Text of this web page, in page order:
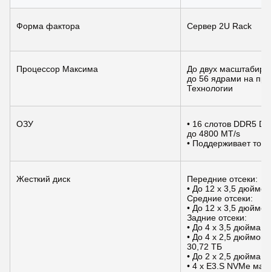
Форма фактора Сервер 2U Rack
Процессор Максима
До двух
до 56 ядрами на
Технологии
ОЗУ
• 16 слотов DDR5
до 4800 MT/s
• Поддерживает
Жесткий диск
Передние отсеки:
• До 12 x 3,5
Средние отсеки:
• До 12 x 3,5
Задние отсеки:
• До 4 x 3,5 дюйма
• До 4 x 2,5 дюймов
30,72 ТБ
• До 2 x 2,5 дюйма
• 4 x E3.S NVMe